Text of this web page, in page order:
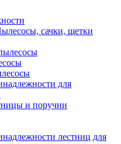
сачки, щетки
для
и поручни
лестниц для